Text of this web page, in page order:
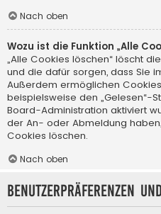
Nach oben
Wozu ist die Funktion „Alle
„Alle Cookies löschen“ löscht
und die dafür sorgen, dass Sie
Außerdem ermöglichen
beispielsweise den „Gelesen“-
Board-Administration aktiviert
der An- oder Abmeldung
Cookies löschen.
Nach oben
Benutzerpräferenzen